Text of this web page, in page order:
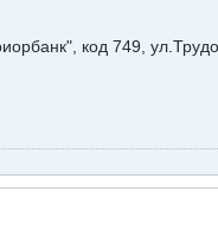
код 749,